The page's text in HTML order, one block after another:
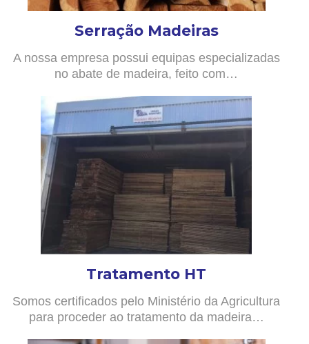
Serração Madeiras
A nossa empresa possui equipas especializadas
no abate de madeira, feito com…
Tratamento HT
Somos certificados pelo Ministério da Agricultura
para proceder ao tratamento da madeira…